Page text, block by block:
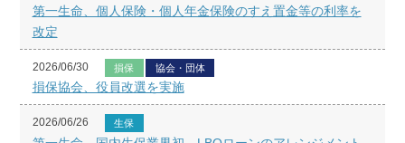
第一生命、個人保険・個人年金保険のすえ置金等の利率を
改定
2026/06/30 損保 協会・団体
損保協会、役員改選を実施
2026/06/26 生保